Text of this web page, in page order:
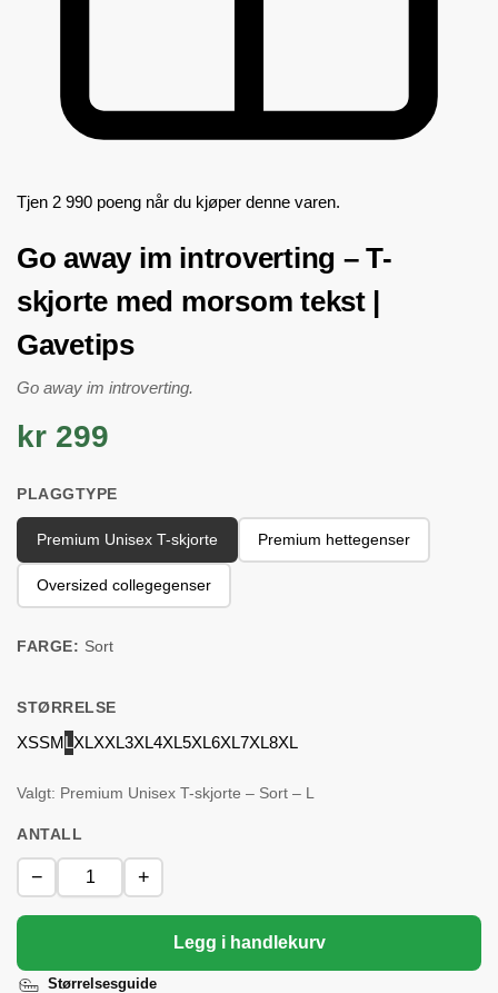
Tjen 2 990 poeng når du kjøper denne varen.
Go away im introverting – T-
skjorte med morsom tekst |
Gavetips
Go away im introverting.
kr 299
PLAGGTYPE
Premium Unisex T-skjorte Premium hettegenser
Oversized collegegenser
FARGE: Sort
STØRRELSE
XSSMLXLXXL3XL4XL5XL6XL7XL8XL
Valgt: Premium Unisex T-skjorte – Sort – L
ANTALL
− +
Legg i handlekurv
Størrelsesguide